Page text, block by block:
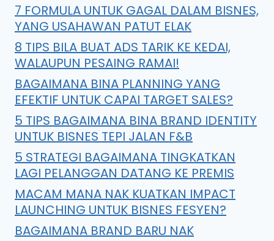
7 FORMULA UNTUK GAGAL DALAM BISNES,
YANG USAHAWAN PATUT ELAK
8 TIPS BILA BUAT ADS TARIK KE KEDAI,
WALAUPUN PESAING RAMAI!
BAGAIMANA BINA PLANNING YANG
EFEKTIF UNTUK CAPAI TARGET SALES?
5 TIPS BAGAIMANA BINA BRAND IDENTITY
UNTUK BISNES TEPI JALAN F&B
5 STRATEGI BAGAIMANA TINGKATKAN
LAGI PELANGGAN DATANG KE PREMIS
MACAM MANA NAK KUATKAN IMPACT
LAUNCHING UNTUK BISNES FESYEN?
BAGAIMANA BRAND BARU NAK